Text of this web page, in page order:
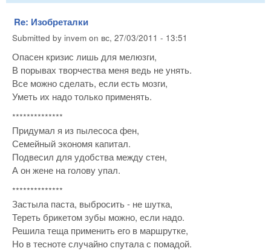
Re: Изобреталки
Submitted by invem on вс, 27/03/2011 - 13:51
Опасен кризис лишь для мелюзги,
В порывах творчества меня ведь не унять.
Все можно сделать, если есть мозги,
Уметь их надо только применять.
**************
Придумал я из пылесоса фен,
Семейный экономя капитал.
Подвесил для удобства между стен,
А он жене на голову упал.
**************
Застыла паста, выбросить - не шутка,
Тереть брикетом зубы можно, если надо.
Решила теща применить его в маршрутке,
Но в тесноте случайно спутала с помадой.